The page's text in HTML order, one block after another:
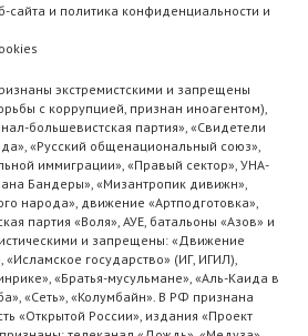
сайта и политика конфиденциальности и
экстремистскими и запрещены
с коррупцией, признан иноагентом),
большевистская партия», «Свидетели
«Русский общенациональный союз»,
иммиграции», «Правый сектор», УНА-
Бандеры», «Мизантропик дивижн»,
народа», движение «Артподготовка»,
партия «Воля», АУЕ, батальоны «Азов» и
и запрещены: «Движение
государство» (ИГ, ИГИЛ),
«Братья-мусульмане», «Аль-Каида в
«Сеть», «Колумбайн». В РФ признана
«Открытой России», издания «Проект